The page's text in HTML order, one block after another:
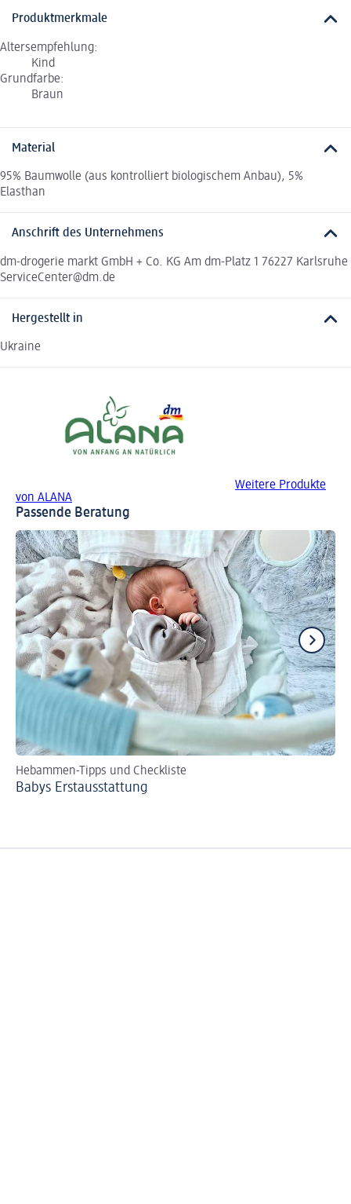
Produktmerkmale
Altersempfehlung:
Kind
Grundfarbe:
Braun
Material
95% Baumwolle (aus kontrolliert biologischem Anbau), 5%
Elasthan
Anschrift des Unternehmens
dm-drogerie markt GmbH + Co. KG Am dm-Platz 1 76227 Karlsruhe
ServiceCenter@dm.de
Hergestellt in
Ukraine
Weitere Produkte
von ALANA
Passende Beratung
Hebammen-Tipps und Checkliste
Babys Erst­aus­stattung